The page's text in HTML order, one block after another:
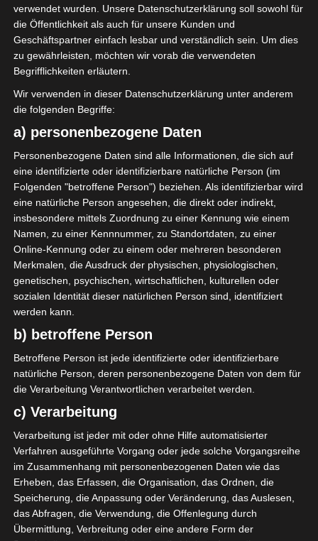
ENDERGEBNIS
Stade Mustapha Ben Jannet Monastir
TORE
Tor
I. Gadiaga
AUFSTELLUNGEN
Union Sportive Monastirienne (USMO)
O I. Gadiaga
Club Athlétique Bizertin (CAB)
Union Sportive de Ben Guerdane (USBG) – Jeuness
e sportive d’El Omrane (JSO)
Espérance Sportive de Tunis (EST) – Olympique de
Béjà (OB)
Die nächsten Begegnungen
SPIELTAG 1
22 Aug. 2026
verwendet wurden. Unsere Datenschutzerklärung soll sowohl für
die Öffentlichkeit als auch für unsere Kunden und
Geschäftspartner einfach lesbar und verständlich sein. Um dies
zu gewährleisten, möchten wir vorab die verwendeten
Begrifflichkeiten erläutern.
Wir verwenden in dieser Datenschutzerklärung unter anderem
die folgenden Begriffe:
a) personenbezogene Daten
Personenbezogene Daten sind alle Informationen, die sich auf
eine identifizierte oder identifizierbare natürliche Person (im
Folgenden "betroffene Person") beziehen. Als identifizierbar wird
eine natürliche Person angesehen, die direkt oder indirekt,
insbesondere mittels Zuordnung zu einer Kennung wie einem
Namen, zu einer Kennnummer, zu Standortdaten, zu einer
Online-Kennung oder zu einem oder mehreren besonderen
Merkmalen, die Ausdruck der physischen, physiologischen,
genetischen, psychischen, wirtschaftlichen, kulturellen oder
sozialen Identität dieser natürlichen Person sind, identifiziert
werden kann.
b) betroffene Person
Betroffene Person ist jede identifizierte oder identifizierbare
natürliche Person, deren personenbezogene Daten von dem für
die Verarbeitung Verantwortlichen verarbeitet werden.
c) Verarbeitung
Verarbeitung ist jeder mit oder ohne Hilfe automatisierter
Verfahren ausgeführte Vorgang oder jede solche Vorgangsreihe
im Zusammenhang mit personenbezogenen Daten wie das
Erheben, das Erfassen, die Organisation, das Ordnen, die
Speicherung, die Anpassung oder Veränderung, das Auslesen,
das Abfragen, die Verwendung, die Offenlegung durch
Übermittlung, Verbreitung oder eine andere Form der